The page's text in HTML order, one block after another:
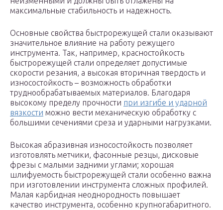
максимальные стабильность и надежность.
Основные свойства быстрорежущей стали оказывают
значительное влияние на работу режущего
инструмента. Так, например, красностойкость
быстрорежущей стали определяет допустимые
скорости резания, а высокая вторичная твердость и
износостойкость – возможность обработки
труднообрабатываемых материалов. Благодаря
высокому пределу прочности при изгибе и ударной
вязкости можно вести механическую обработку с
большими сечениями среза и ударными нагрузками.
Высокая абразивная износостойкость позволяет
изготовлять метчики, фасонные резцы, дисковые
фрезы с малыми задними углами; хорошая
шлифуемость быстрорежущей стали особенно важна
при изготовлении инструмента сложных профилей.
Малая карбидная неоднородность повышает
качество инструмента, особенно крупногабаритного.